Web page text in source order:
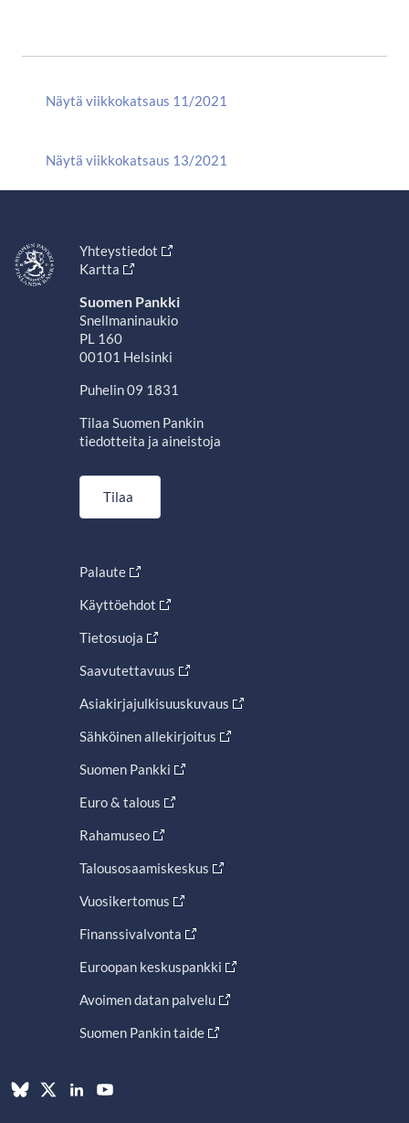
Näytä viikkokatsaus 11/2021
Näytä viikkokatsaus 13/2021
Yhteystiedot
Kartta
Suomen Pankki
Snellmaninaukio
PL 160
00101 Helsinki
Puhelin 09 1831
Tilaa Suomen Pankin
tiedotteita ja aineistoja
Tilaa
Palaute
Käyttöehdot
Tietosuoja
Saavutettavuus
Asiakirjajulkisuuskuvaus
Sähköinen allekirjoitus
Suomen Pankki
Euro & talous
Rahamuseo
Talousosaamiskeskus
Vuosikertomus
Finanssivalvonta
Euroopan keskuspankki
Avoimen datan palvelu
Suomen Pankin taide